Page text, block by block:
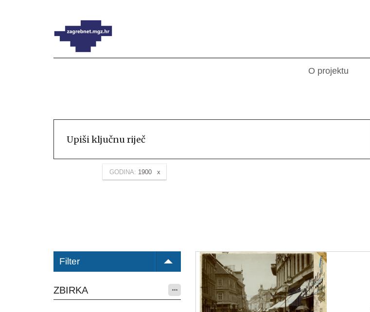
O projektu
GODINA: 1900
Filter
ZBIRKA